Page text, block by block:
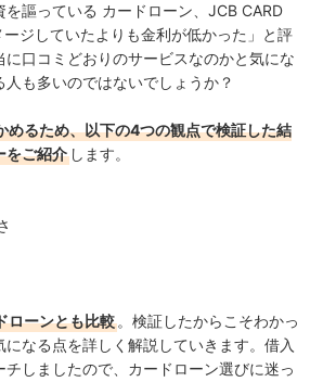
謳っている カードローン、JCB CARD
ジしていたよりも金利が低かった」と評
に口コミどおりのサービスなのかと気にな
人も多いのではないでしょうか？
めるため、以下の4つの観点で検証した結
をご紹介 します。
ローンとも比較 。検証したからこそわかっ
なる点を詳しく解説していきます。借入
しましたので、カードローン選びに迷っ